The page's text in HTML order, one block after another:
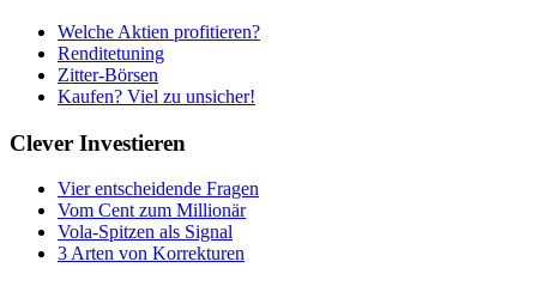
Welche Aktien profitieren?
Renditetuning
Zitter-Börsen
Kaufen? Viel zu unsicher!
Clever Investieren
Vier entscheidende Fragen
Vom Cent zum Millionär
Vola-Spitzen als Signal
3 Arten von Korrekturen